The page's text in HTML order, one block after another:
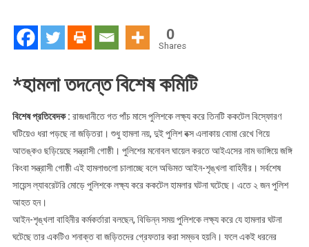
জড়িতরা
0
Shares
*হামলা তদন্তে বিশেষ কমিটি
বিশেষ প্রতিবেদক : রাজধানীতে গত পাঁচ মাসে পুলিশকে লক্ষ্য করে তিনটি ককটেল বিস্ফোরণ
ঘটিয়েও ধরা পড়ছে না জড়িতরা। শুধু হামলা নয়, দুই পুলিশ বক্স এলাকায় বোমা রেখে গিয়ে
আতঙ্কও ছড়িয়েছে সন্ত্রাসী গোষ্ঠী। পুলিশের মনোবল ঘায়েল করতে আইএসের নাম ভাঙ্গিয়ে জঙ্গি
কিংবা সন্ত্রাসী গোষ্ঠী এই হামলাগুলো চালাচ্ছে বলে অভিমত আইন-শৃঙ্খলা বাহিনীর। সর্বশেষ
সায়েন্স ল্যাবরেটরি মোড়ে পুলিশকে লক্ষ্য করে ককটেল হামলার ঘটনা ঘটেছে। এতে ২ জন পুলিশ
আহত হন।
আইন-শৃঙ্খলা বাহিনীর কর্মকর্তারা বলছেন, বিভিন্ন সময় পুলিশকে লক্ষ্য করে যে হামলার ঘটনা
ঘটেছে তার একটিও শনাক্ত বা জড়িতদের গ্রেফতার করা সম্ভব হয়নি। ফলে একই ধরনের